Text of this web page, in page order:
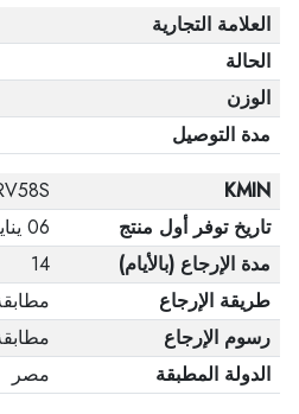
العلامة التجارية
الحالة
الوزن
مدة التوصيل
KMIN
تاريخ توفر أول منتج
06 يناير 2026
مدة الإرجاع (بالأيام)
14
طريقة الإرجاع
رسوم الإرجاع
الدولة المطبقة
مصر